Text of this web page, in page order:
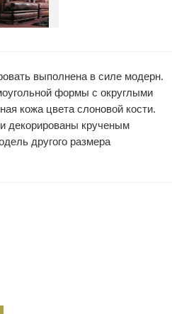
выполнена в силе модерн.
формы с округлыми
кожа цвета слоновой кости.
декорированы крученым
другого размера